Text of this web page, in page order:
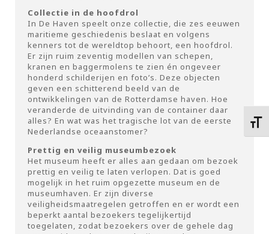
Collectie in de hoofdrol
In De Haven speelt onze collectie, die zes eeuwen
maritieme geschiedenis beslaat en volgens
kenners tot de wereldtop behoort, een hoofdrol.
Er zijn ruim zeventig modellen van schepen,
kranen en baggermolens te zien én ongeveer
honderd schilderijen en foto’s. Deze objecten
geven een schitterend beeld van de
ontwikkelingen van de Rotterdamse haven. Hoe
veranderde de uitvinding van de container daar
alles? En wat was het tragische lot van de eerste
Nederlandse oceaanstomer?
Prettig en veilig museumbezoek
Het museum heeft er alles aan gedaan om bezoek
prettig en veilig te laten verlopen. Dat is goed
mogelijk in het ruim opgezette museum en de
museumhaven. Er zijn diverse
veiligheidsmaatregelen getroffen en er wordt een
beperkt aantal bezoekers tegelijkertijd
toegelaten, zodat bezoekers over de gehele dag